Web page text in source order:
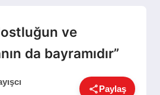
ve
da bayramıdır”
Paylaş